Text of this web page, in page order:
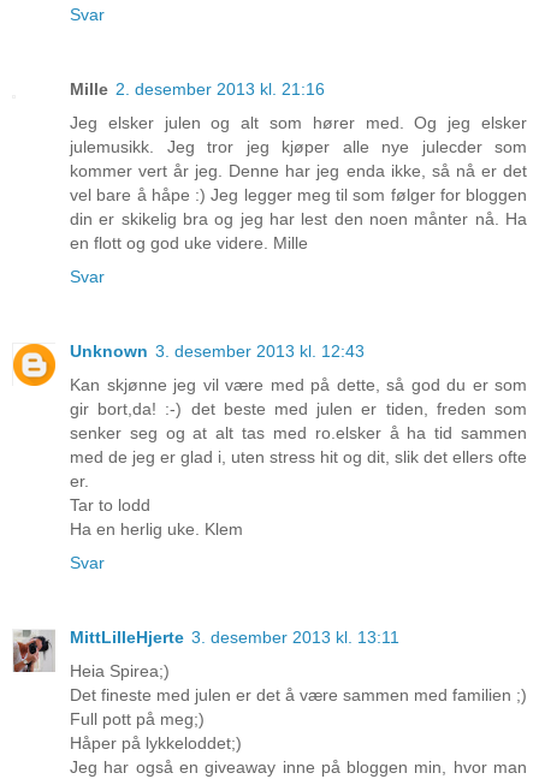
Svar
Mille 2. desember 2013 kl. 21:16
Jeg elsker julen og alt som hører med. Og jeg elsker
julemusikk. Jeg tror jeg kjøper alle nye julecder som
kommer vert år jeg. Denne har jeg enda ikke, så nå er det
vel bare å håpe :) Jeg legger meg til som følger for bloggen
din er skikelig bra og jeg har lest den noen månter nå. Ha
en flott og god uke videre. Mille
Svar
Unknown 3. desember 2013 kl. 12:43
Kan skjønne jeg vil være med på dette, så god du er som
gir bort,da! :-) det beste med julen er tiden, freden som
senker seg og at alt tas med ro.elsker å ha tid sammen
med de jeg er glad i, uten stress hit og dit, slik det ellers ofte
er.
Tar to lodd
Ha en herlig uke. Klem
Svar
MittLilleHjerte 3. desember 2013 kl. 13:11
Heia Spirea;)
Det fineste med julen er det å være sammen med familien ;)
Full pott på meg;)
Håper på lykkeloddet;)
Jeg har også en giveaway inne på bloggen min, hvor man